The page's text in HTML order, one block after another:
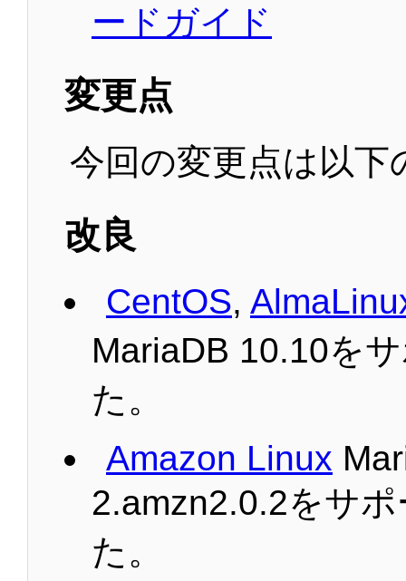
ードガイド
変更点
今回の変更点は以下
改良
CentOS,
MariaDB 10.10を
た。
Amazon Linux
2.amzn2.0.2をサ
た。